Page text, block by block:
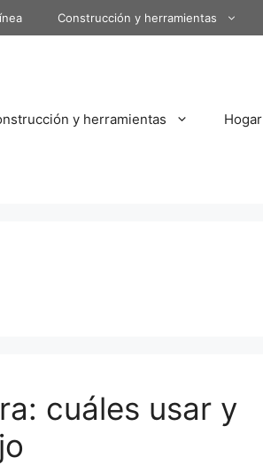
Construcción y herramientas
y herramientas Hogar
cuáles usar y